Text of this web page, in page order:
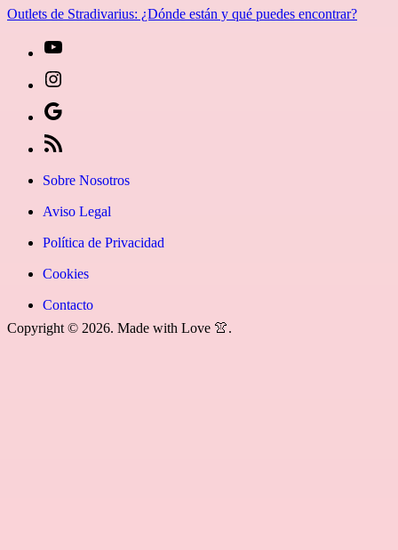
Outlets de Stradivarius: ¿Dónde están y qué puedes encontrar?
Copyright © 2026. Made with Love 👚.
instagram»]
fa-
youtube»]
Google
News
icon
icon=»fa
fa-
rss»]
Sobre Nosotros
Aviso Legal
Política de Privacidad
Cookies
Contacto